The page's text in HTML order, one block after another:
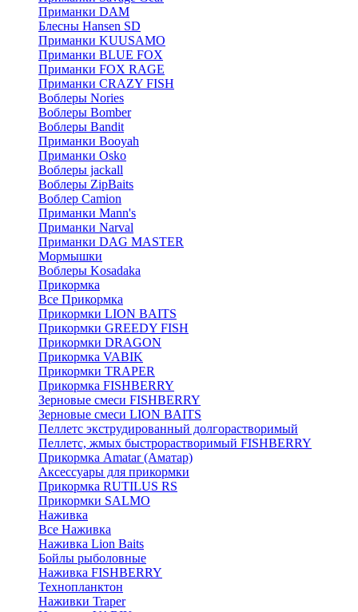
Приманки DAM
Блесны Hansen SD
Приманки KUUSAMO
Приманки BLUE FOX
Приманки FOX RAGE
Приманки CRAZY FISH
Воблеры Nories
Воблеры Bomber
Воблеры Bandit
Приманки Booyah
Приманки Osko
Воблеры jackall
Воблеры ZipBaits
Воблер Camion
Приманки Mann's
Приманки Narval
Приманки DAG MASTER
Мормышки
Воблеры Kosadaka
Прикормка
Все Прикормка
Прикормки LION BAITS
Прикормки GREEDY FISH
Прикормки DRAGON
Прикормка VABIK
Прикормки TRAPER
Прикормка FISHBERRY
Зерновые смеси FISHBERRY
Зерновые смеси LION BAITS
Пеллетс экструдированный долгорастворимый
Пеллетс, жмых быстрорастворимый FISHBERRY
Прикормка Amatar (Аматар)
Аксессуары для прикормки
Прикормка RUTILUS RS
Прикормки SALMO
Наживка
Все Наживка
Наживка Lion Baits
Бойлы рыболовные
Наживка FISHBERRY
Технопланктон
Наживки Traper